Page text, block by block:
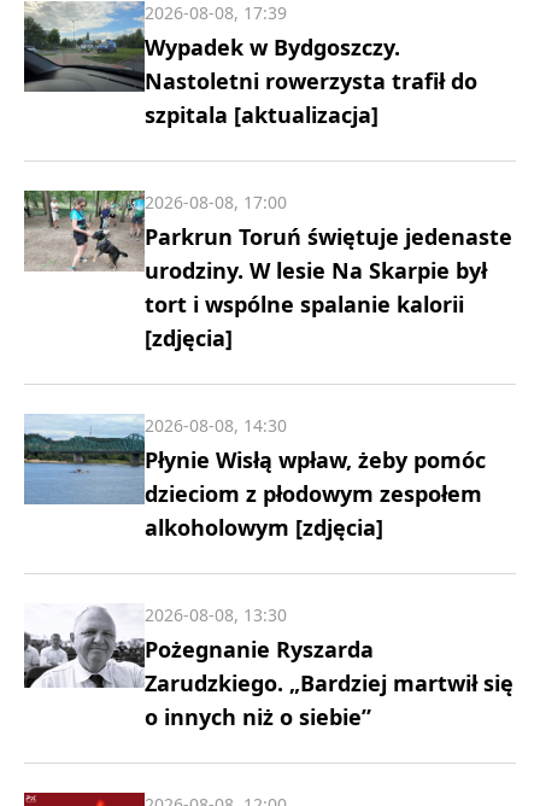
Wypadek w Bydgoszczy.
Nastoletni rowerzysta trafił do
szpitala [aktualizacja]
2026-08-08, 17:39
Parkrun Toruń świętuje jedenaste
urodziny. W lesie Na Skarpie był
tort i wspólne spalanie kalorii
[zdjęcia]
2026-08-08, 17:00
Płynie Wisłą wpław, żeby pomóc
dzieciom z płodowym zespołem
alkoholowym [zdjęcia]
2026-08-08, 14:30
Pożegnanie Ryszarda
Zarudzkiego. „Bardziej martwił się
o innych niż o siebie”
2026-08-08, 13:30